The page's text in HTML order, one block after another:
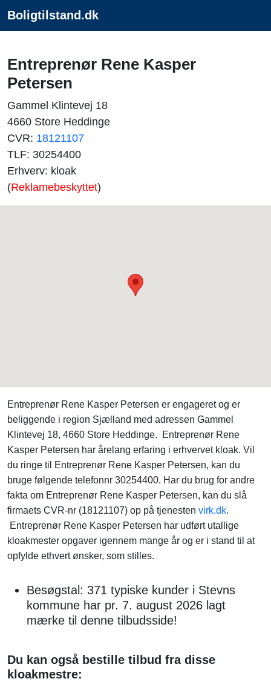
Boligtilstand.dk
Entreprenør Rene Kasper
Petersen
Gammel Klintevej 18
4660 Store Heddinge
CVR: 18121107
TLF: 30254400
Erhverv: kloak
(Reklamebeskyttet)
Entreprenør Rene Kasper Petersen er engageret og er
beliggende i region Sjælland med adressen Gammel
Klintevej 18, 4660 Store Heddinge. Entreprenør Rene
Kasper Petersen har årelang erfaring i erhvervet kloak. Vil
du ringe til Entreprenør Rene Kasper Petersen, kan du
bruge følgende telefonnr 30254400. Har du brug for andre
fakta om Entreprenør Rene Kasper Petersen, kan du slå
firmaets CVR-nr (18121107) op på tjenesten virk.dk.
Entreprenør Rene Kasper Petersen har udført utallige
kloakmester opgaver igennem mange år og er i stand til at
opfylde ethvert ønsker, som stilles.
Besøgstal: 371 typiske kunder i Stevns
kommune har pr. 7. august 2026 lagt
mærke til denne tilbudsside!
Du kan også bestille tilbud fra disse
kloakmestre: